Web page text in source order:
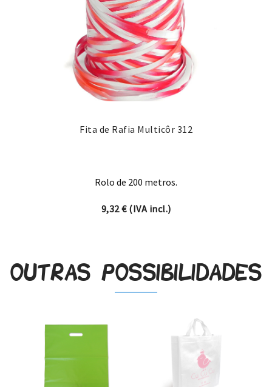
Fita de Rafia Multicôr 312
Rolo de 200 metros.
9,32€(IVA incl.)
Outras possibilidades